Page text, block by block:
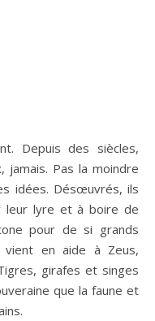
Depuis des siècles,
jamais. Pas la moindre
idées. Désœuvrés, ils
leur lyre et à boire de
pour de si grands
vient en aide à Zeus,
girafes et singes
que la faune et